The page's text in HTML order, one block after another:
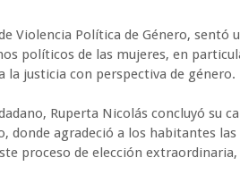
Violencia Política de Género, sentó
políticos de las mujeres, en
la justicia con perspectiva de género.
Ruperta Nicolás concluyó su
donde agradeció a los habitantes las
proceso de elección extraordinaria,